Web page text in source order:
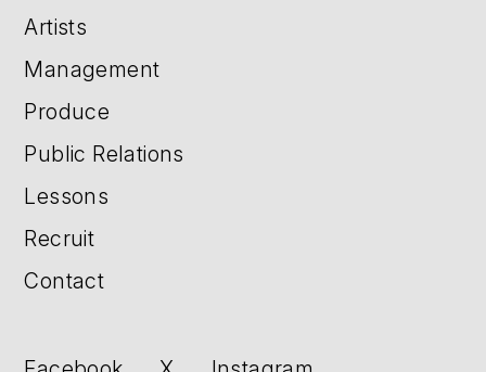
Artists
Management
Produce
Public Relations
Lessons
Recruit
Contact